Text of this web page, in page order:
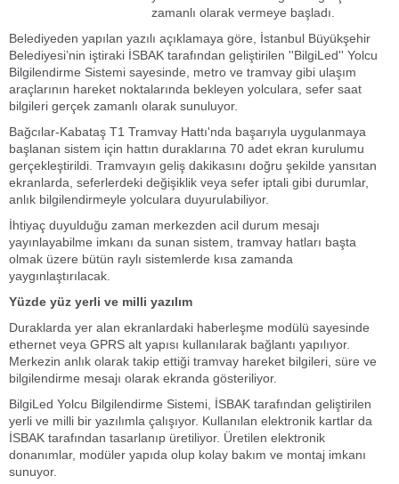
zamanlı olarak vermeye başladı.
Belediyeden yapılan yazılı açıklamaya göre, İstanbul Büyükşehir
Belediyesi’nin iştiraki İSBAK tarafından geliştirilen ''BilgiLed'' Yolcu
Bilgilendirme Sistemi sayesinde, metro ve tramvay gibi ulaşım
araçlarının hareket noktalarında bekleyen yolculara, sefer saat
bilgileri gerçek zamanlı olarak sunuluyor.
Bağcılar-Kabataş T1 Tramvay Hattı'nda başarıyla uygulanmaya
başlanan sistem için hattın duraklarına 70 adet ekran kurulumu
gerçekleştirildi. Tramvayın geliş dakikasını doğru şekilde yansıtan
ekranlarda, seferlerdeki değişiklik veya sefer iptali gibi durumlar,
anlık bilgilendirmeyle yolculara duyurulabiliyor.
İhtiyaç duyulduğu zaman merkezden acil durum mesajı
yayınlayabilme imkanı da sunan sistem, tramvay hatları başta
olmak üzere bütün raylı sistemlerde kısa zamanda
yaygınlaştırılacak.
Yüzde yüz yerli ve milli yazılım
Duraklarda yer alan ekranlardaki haberleşme modülü sayesinde
ethernet veya GPRS alt yapısı kullanılarak bağlantı yapılıyor.
Merkezin anlık olarak takip ettiği tramvay hareket bilgileri, süre ve
bilgilendirme mesajı olarak ekranda gösteriliyor.
BilgiLed Yolcu Bilgilendirme Sistemi, İSBAK tarafından geliştirilen
yerli ve milli bir yazılımla çalışıyor. Kullanılan elektronik kartlar da
İSBAK tarafından tasarlanıp üretiliyor. Üretilen elektronik
donanımlar, modüler yapıda olup kolay bakım ve montaj imkanı
sunuyor.